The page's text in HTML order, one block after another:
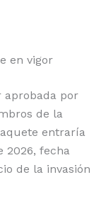
en vigor
aprobada por
de la
entraría
2026, fecha
de la invasión